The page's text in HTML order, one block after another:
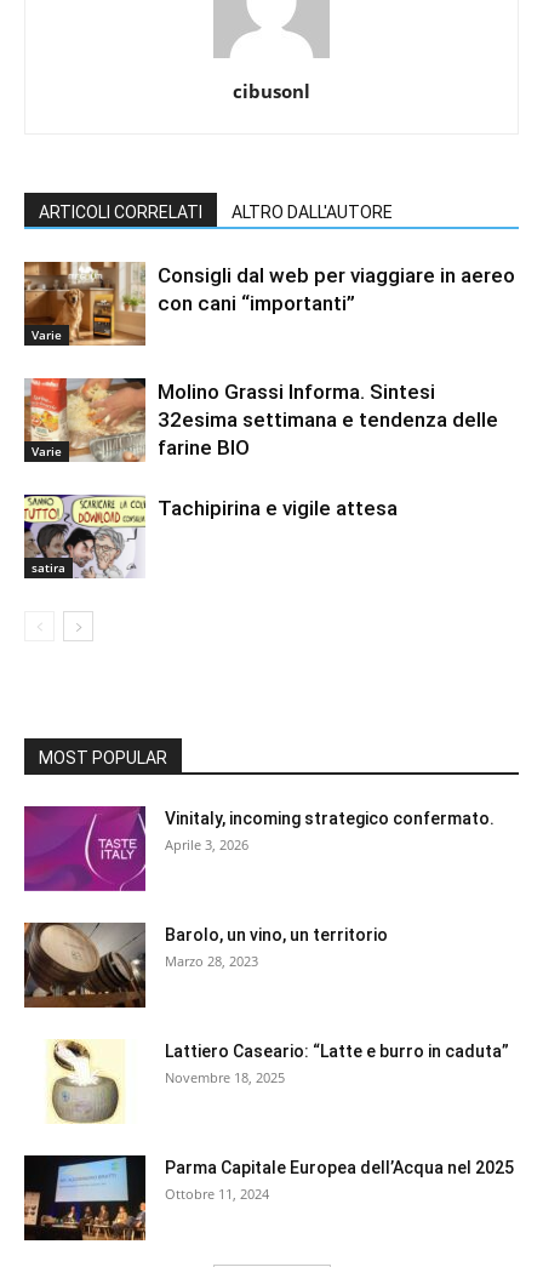
cibusonl
ARTICOLI CORRELATI ALTRO DALL'AUTORE
Varie
Consigli dal web per viaggiare in aereo
con cani “importanti”
Varie
Molino Grassi Informa. Sintesi
32esima settimana e tendenza delle
farine BIO
satira
Tachipirina e vigile attesa
MOST POPULAR
Vinitaly, incoming strategico confermato.
Aprile 3, 2026
Barolo, un vino, un territorio
Marzo 28, 2023
Lattiero Caseario: “Latte e burro in caduta”
Novembre 18, 2025
Parma Capitale Europea dell’Acqua nel 2025
Ottobre 11, 2024